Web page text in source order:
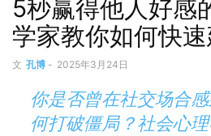
5秒赢得他人好感
学家教你如何快
文 孔博 - 2025年3月24日
你是否曾在社交场合
何打破僵局？社会心